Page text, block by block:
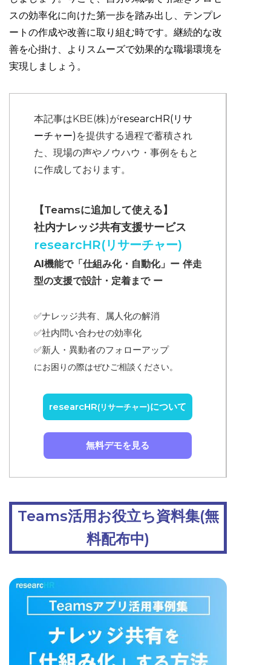
スの効率化に向けた第一歩を踏み出し、テンプレ
ートの作成や改善に取り組む時です。継続的な改
善を心掛け、よりスムーズで効果的な職場環境を
実現しましょう。
本記事はKBE(株)がresearcHR(リサ
ーチャー) を提供する過程で蓄積され
た、現場の声やノウハウ・事例をもと
に作成しております。
【Teamsに追加して使える】
社内ナレッジ共有支援サービス
researcHR(リサーチャー)
AI機能で「仕組み化・自動化」ー 伴走
型の支援で設計・定着まで ー
✅ナレッジ共有、属人化の解消
✅社内問い合わせの効率化
✅新人・異動者のフォローアップ
にお困りの際はぜひご相談ください。
researcHR(リサーチャー)について
無料デモを見る
Teams活用お役立ち資料集(無
料配布中)